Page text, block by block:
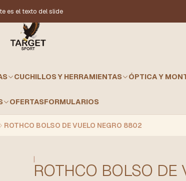
CUCHILLOS Y HERRAMIENTAS ÓPTICA Y
OFERTASFORMULARIOS
es el texto del slide
ROTHCO BOLSO DE VUELO NEGRO 8802
|
ROTHCO BOLSO